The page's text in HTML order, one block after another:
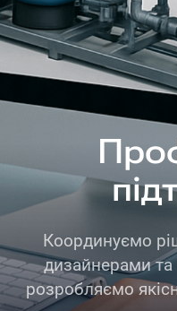
Координуємо
дизайнерами
розробляємо